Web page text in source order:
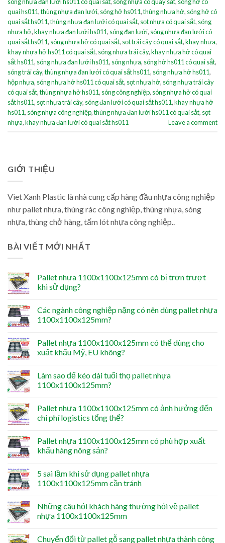
sóng nhựa đan lưới hs011 có quai sắt, sóng nhựa có quay sắt, sóng hở có
quai hs011,thùng nhựa đan lưới, sóng hở hs011,thùng nhựa hở, sóng hở có
quai sắt hs011,thùng nhựa đan lưới có quai sắt, sọt nhựa có quai sắt, sóng
nhựa hở,khay nhựa đan lưới hs011, sóng đan lưới, sóng nhựa đan lưới có
quai sắt hs011, sóng nhựa hở có quai sắt, sọt trái cây có quai sắt,khay nhựa,
khay nhựa hở hs011 có quai sắt, sóng nhựa trái cây,khay nhựa hở có quai
sắt hs011, sóng nhựa đan lưới hs011, sóng nhựa, sóng hở hs011 có quai sắt,
sóng trái cây,thùng nhựa đan lưới có quai sắt hs011, sóng nhựa hở hs011,
hộp nhựa, sóng nhựa hở hs011 có quai sắt, sọt nhựa hở, sóng nhựa trái cây
có quai sắt,thùng nhựa hở hs011, sóng công nghiệp, sóng nhựa hở có quai
sắt hs011, sọt nhựa trái cây, sóng đan lưới có quai sắt hs011,khay nhựa hở
hs011, sóng nhựa công nghiệp,thùng nhựa đan lưới hs011 có quai sắt, sọt
nhựa,khay nhựa đan lưới có quai sắt hs011 Leave a comment
GIỚI THIỆU
Viet Xanh Plastic là nhà cung cấp hàng đầu nhựa công nghiệp
như pallet nhựa, thùng rác công nghiệp, thùng nhựa, sóng
nhựa, thùng chở hàng, tấm lót nhựa công nghiệp..
BÀI VIẾT MỚI NHẤT
Pallet nhựa 1100x1100x125mm có bị trơn trượt
khi sử dụng?
Các ngành công nghiệp nặng có nên dùng pallet nhựa
1100x1100x125mm?
Pallet nhựa 1100x1100x125mm có thể dùng cho
xuất khẩu Mỹ, EU không?
Làm sao để kéo dài tuổi thọ pallet nhựa
1100x1100x125mm?
Pallet nhựa 1100x1100x125mm có ảnh hưởng đến
chi phí logistics tổng thể?
Pallet nhựa 1100x1100x125mm có phù hợp xuất
khẩu hàng nông sản?
5 sai lầm khi sử dụng pallet nhựa
1100x1100x125mm cần tránh
Những câu hỏi khách hàng thường hỏi về pallet
nhựa 1100x1100x125mm
Chuyển đổi từ pallet gỗ sang pallet nhựa thành công